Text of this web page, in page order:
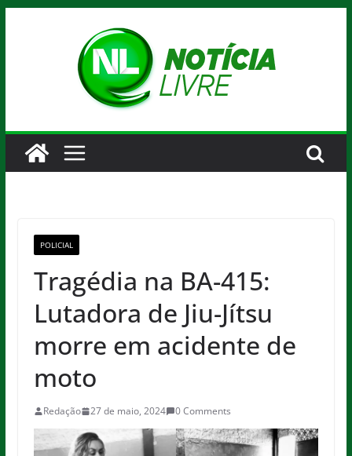
POLICIAL
Tragédia na BA-415:
Lutadora de Jiu-Jítsu
morre em acidente de
moto
Redação 27 de maio, 2024 0 Comments